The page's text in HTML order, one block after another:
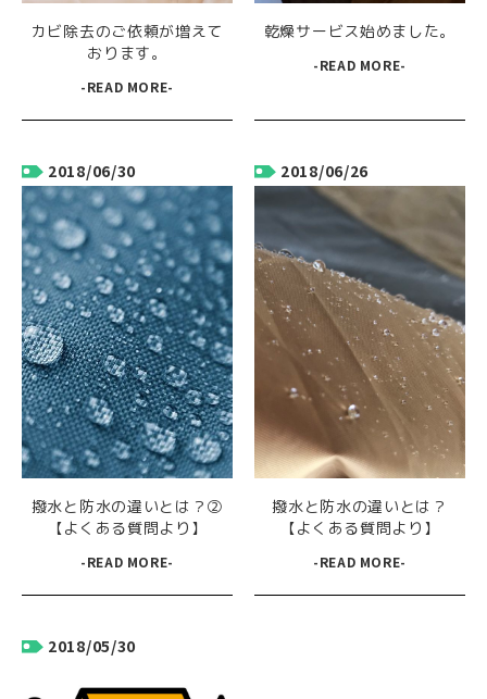
カビ除去のご依頼が増えて
おります。
-READ MORE-
乾燥サービス始めました。
-READ MORE-
2018/06/30
撥水と防水の違いとは？②
【よくある質問より】
-READ MORE-
2018/06/26
撥水と防水の違いとは？
【よくある質問より】
-READ MORE-
2018/05/30